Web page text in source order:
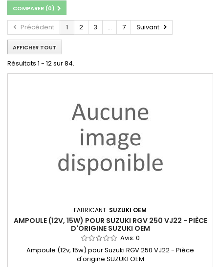
COMPARER (0)
Précédent 1 2 3 ... 7 Suivant
AFFICHER TOUT
Résultats 1 - 12 sur 84.
FABRICANT: SUZUKI OEM
AMPOULE (12V, 15W) POUR SUZUKI RGV 250 VJ22 - PIÈCE
D'ORIGINE SUZUKI OEM
Avis: 0
Ampoule (12v, 15w) pour Suzuki RGV 250 VJ22 - Pièce
d'origine SUZUKI OEM